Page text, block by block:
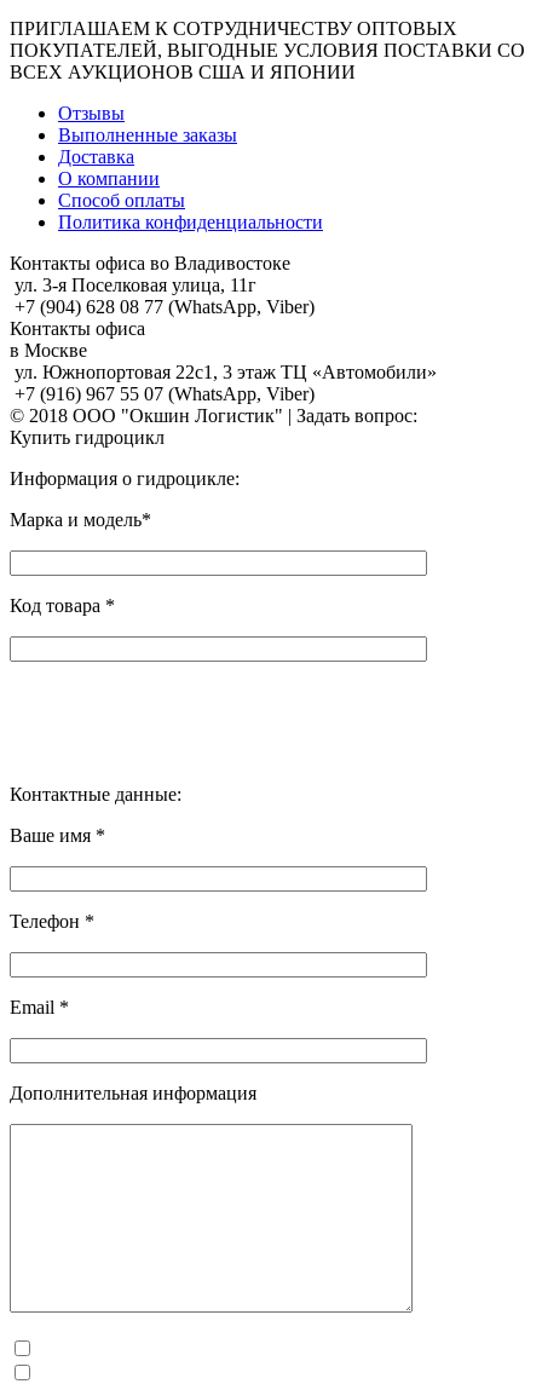
ПРИГЛАШАЕМ К СОТРУДНИЧЕСТВУ ОПТОВЫХ
ПОКУПАТЕЛЕЙ, ВЫГОДНЫЕ УСЛОВИЯ ПОСТАВКИ СО
ВСЕХ АУКЦИОНОВ США И ЯПОНИИ
Отзывы
Выполненные заказы
Доставка
О компании
Способ оплаты
Политика конфиденциальности
Контакты офиса во Владивостоке
ул. 3-я Поселковая улица, 11г
+7 (904) 628 08 77 (WhatsApp, Viber)
Контакты офиса
в Москве
ул. Южнопортовая 22с1, 3 этаж ТЦ «Автомобили»
+7 (916) 967 55 07 (WhatsApp, Viber)
© 2018 ООО "Окшин Логистик" | Задать вопрос:
Купить гидроцикл
Информация о гидроцикле:
Марка и модель*
Код товара *
Контактные данные:
Ваше имя *
Телефон *
Email *
Дополнительная информация